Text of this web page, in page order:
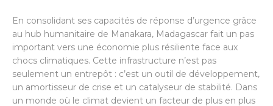
En consolidant ses capacités de réponse d’urgence grâce
au hub humanitaire de Manakara, Madagascar fait un pas
important vers une économie plus résiliente face aux
chocs climatiques. Cette infrastructure n’est pas
seulement un entrepôt : c’est un outil de développement,
un amortisseur de crise et un catalyseur de stabilité. Dans
un monde où le climat devient un facteur de plus en plus